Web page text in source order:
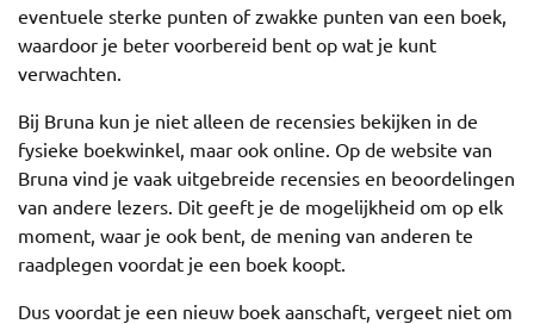
eventuele sterke punten of zwakke punten van een boek,
waardoor je beter voorbereid bent op wat je kunt
verwachten.
Bij Bruna kun je niet alleen de recensies bekijken in de
fysieke boekwinkel, maar ook online. Op de website van
Bruna vind je vaak uitgebreide recensies en beoordelingen
van andere lezers. Dit geeft je de mogelijkheid om op elk
moment, waar je ook bent, de mening van anderen te
raadplegen voordat je een boek koopt.
Dus voordat je een nieuw boek aanschaft, vergeet niet om